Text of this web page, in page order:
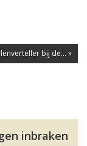
bij de... »
inbraken